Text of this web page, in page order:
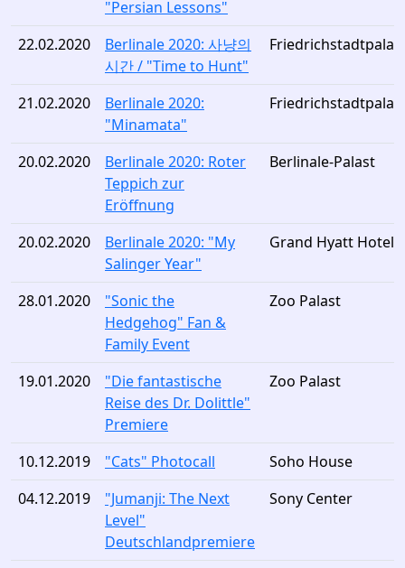
"Persian Lessons"
22.02.2020
Berlinale 2020: 사냥의
시간 / "Time to Hunt"
21.02.2020
Berlinale 2020:
"Minamata"
20.02.2020
Berlinale 2020: Roter
Teppich zur
Eröffnung
Berlinale-Palast
20.02.2020
Berlinale 2020: "My
Salinger Year"
Grand Hyatt Hotel
28.01.2020
"Sonic the
Hedgehog" Fan &
Family Event
Zoo Palast
19.01.2020
"Die fantastische
Reise des Dr. Dolittle"
Premiere
Zoo Palast
10.12.2019 "Cats" Photocall
Soho House
04.12.2019
"Jumanji: The Next
Level"
Deutschlandpremiere
Sony Center